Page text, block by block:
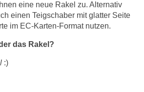
eine neue Rakel zu. Alternativ
einen Teigschaber mit glatter Seite
im EC-Karten-Format nutzen.
das Rakel?
:)